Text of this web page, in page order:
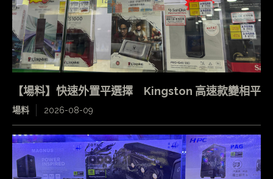
【場料】快速外置平選擇 Kingston 高速款變相平
場料 2026-08-09